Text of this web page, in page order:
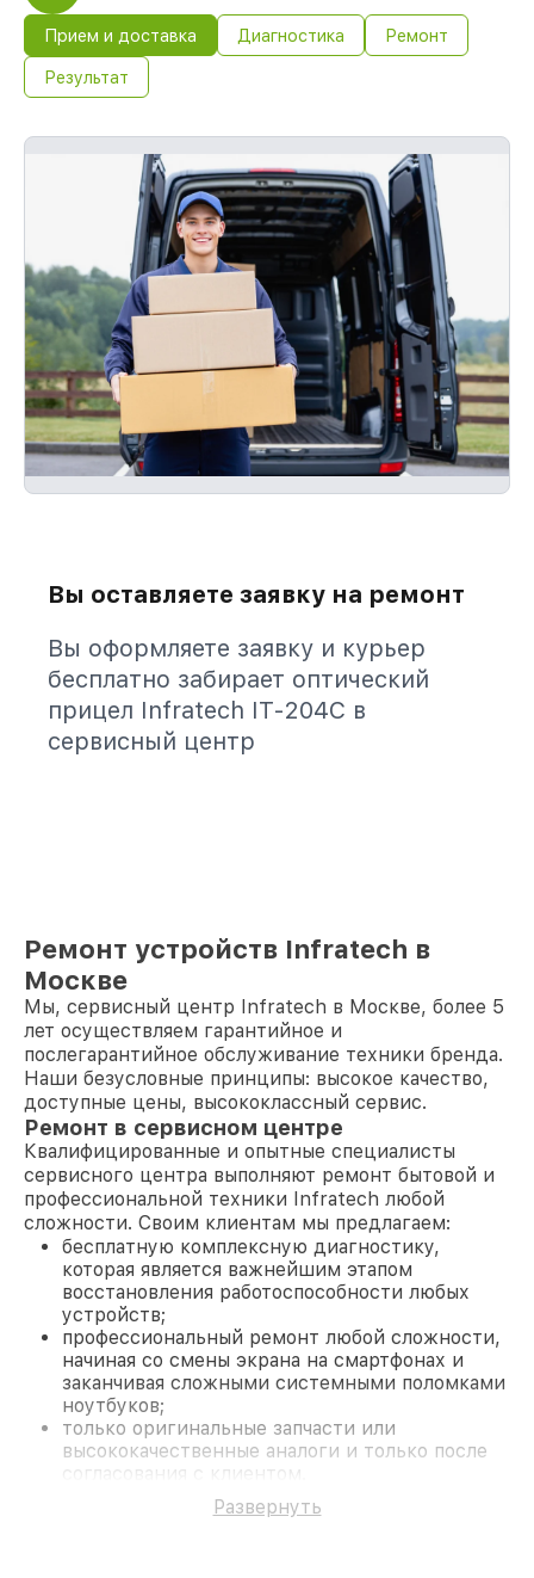
Прием и доставка Диагностика Ремонт
Результат
Вы оставляете заявку на ремонт
Вы оформляете заявку и курьер
бесплатно забирает оптический
прицел Infratech IT-204C в
сервисный центр
Ремонт устройств Infratech в
Москве
Мы, сервисный центр Infratech в Москве, более 5
лет осуществляем гарантийное и
послегарантийное обслуживание техники бренда.
Наши безусловные принципы: высокое качество,
доступные цены, высококлассный сервис.
Ремонт в сервисном центре
Квалифицированные и опытные специалисты
сервисного центра выполняют ремонт бытовой и
профессиональной техники Infratech любой
сложности. Своим клиентам мы предлагаем:
бесплатную комплексную диагностику,
которая является важнейшим этапом
восстановления работоспособности любых
устройств;
профессиональный ремонт любой сложности,
начиная со смены экрана на смартфонах и
заканчивая сложными системными поломками
ноутбуков;
только оригинальные запчасти или
высококачественные аналоги и только после
согласования с клиентом.
На все работы и замененные комплектующие
предоставляется длительная гарантия. В случае
Развернуть